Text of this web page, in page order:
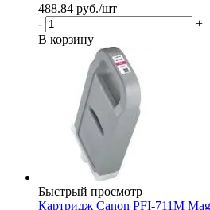
488.84 руб./шт
-
+
В корзину
Быстрый просмотр
Картридж Canon PFI-711M